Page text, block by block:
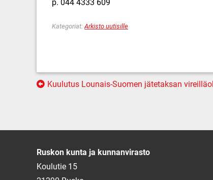
p. 044 4333 609
Kategoriat: Arkisto uutisille
Artikkelien
Kuulutus Lounais-Suomen jätetaksan
Ruskon kunta ja kunnanvirasto
Koulutie 15